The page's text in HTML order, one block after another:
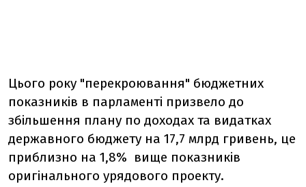
Цього року "перекроювання" бюджетних
показників в парламенті призвело до
збільшення плану по доходах та видатках
державного бюджету на 17,7 млрд гривень, це
приблизно на 1,8% вище показників
оригінального урядового проекту.